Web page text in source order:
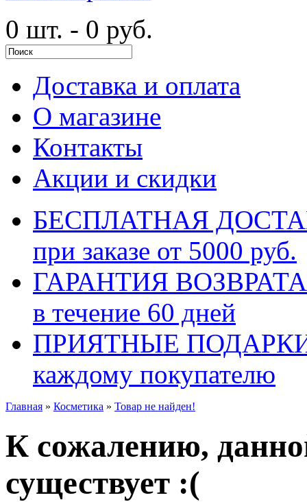
0 шт. - 0 руб.
Доставка и оплата
О магазине
Контакты
Акции и скидки
БЕСПЛАТНАЯ
при заказе от 5000 руб.
ГАРАНТИЯ ВОЗВРАТА
в течение 60 дней
ПРИЯТНЫЕ
каждому покупателю
Главная » Косметика » Товар не найден!
К сожалению,
существует :(